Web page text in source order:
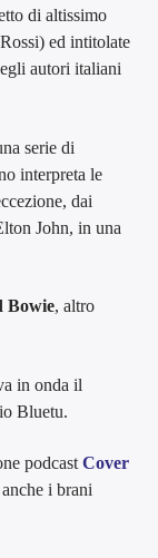
di altissimo
ed intitolate
autori italiani
serie di
interpreta le
dai
John, in una
Bowie, altro
in onda il
Bluetu.
podcastCover
i brani